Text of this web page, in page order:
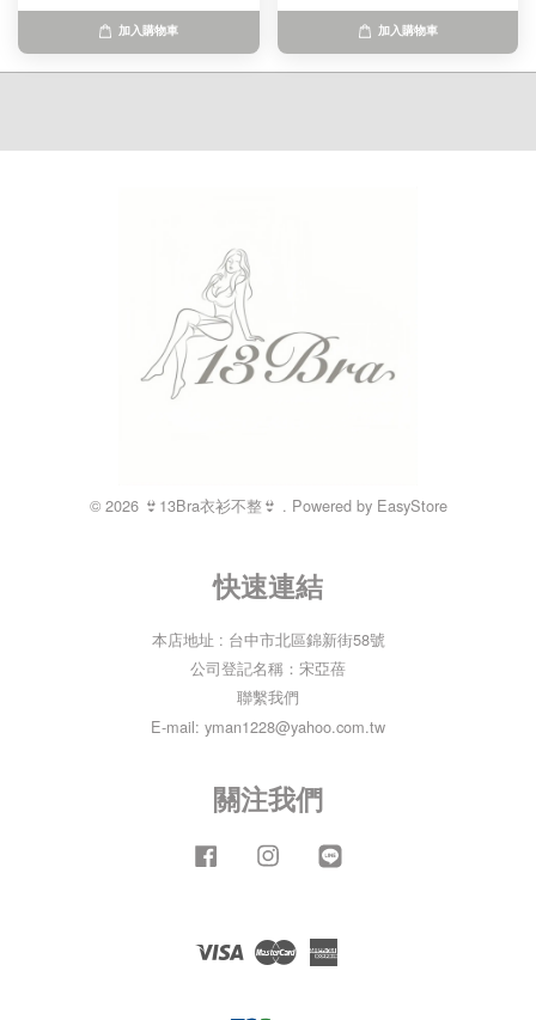
加入購物車 加入購物車
© 2026 👙13Bra衣衫不整👙 . Powered by EasyStore
快速連結
本店地址 : 台中市北區錦新街58號
公司登記名稱：宋亞蓓
聯繫我們
E-mail: yman1228@yahoo.com.tw
關注我們
Facebook Instagram
Visa Master